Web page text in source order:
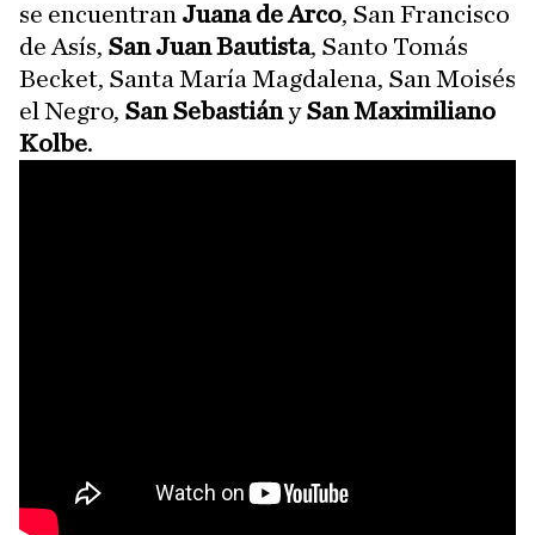
se encuentran Juana de Arco, San Francisco
de Asís, San Juan Bautista, Santo Tomás
Becket, Santa María Magdalena, San Moisés
el Negro, San SebastiánySan Maximiliano
Kolbe.